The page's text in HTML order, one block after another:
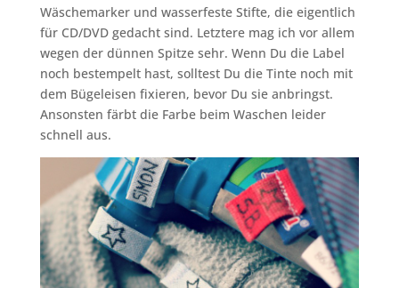
Wäschemarker und wasserfeste Stifte, die eigentlich
für CD/DVD gedacht sind. Letztere mag ich vor allem
wegen der dünnen Spitze sehr. Wenn Du die Label
noch bestempelt hast, solltest Du die Tinte noch mit
dem Bügeleisen fixieren, bevor Du sie anbringst.
Ansonsten färbt die Farbe beim Waschen leider
schnell aus.